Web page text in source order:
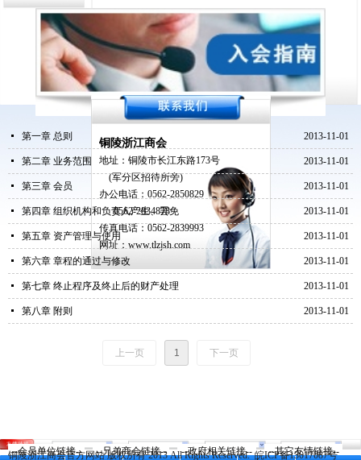
铜陵浙江商会
地址：铜陵市长江东路173号
(军分区招待所旁)
办公电话：0562-2850829
0562-2834878
传真电话：0562-2839993
网址：www.tlzjsh.com
2013-11-01
넷 第一章 总则
2013-11-01
넷 第二章 业务范围
2013-11-01
넷 第三章 会员
2013-11-01
넷 第四章 组织机构和负责人产生、罢免
2013-11-01
넷 第五章 资产管理与使用
2013-11-01
넷 第六章 章程的通过与修改
2013-11-01
넷 第七章 终止程序及终止后的财产处理
2013-11-01
넷 第八章 附则
上一页 1 下一页
--会员单位链接-- --兄弟商会链接-- --政府相关链接-- --其它友情链接--
铜陵浙江商会官方网站 版权所有 2013 All Rights Reserved.皖ICP备13017087号